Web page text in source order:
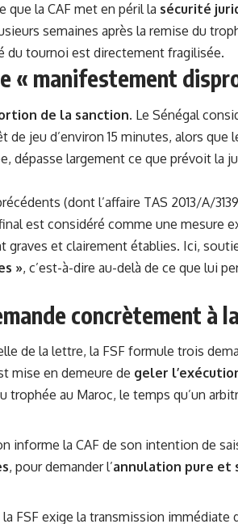
que la CAF met en péril la sécurité
semaines après la remise du
du tournoi est directement fragilisée.
« manifestement
de la sanction. Le Sénégal
de jeu d’environ 15 minutes, alors que
dépasse largement ce que prévoit la
(dont l’affaire TAS 2013/A/
est considéré comme une mesure
et clairement établies. Ici,
», c’est-à-dire au-delà de ce que lui
concrètement à
de la lettre, la FSF formule trois
mise en demeure de geler
au Maroc, le temps qu’un
informe la CAF de son intention de
, pour demander l’annulation pure et
la FSF exige la transmission immédiate